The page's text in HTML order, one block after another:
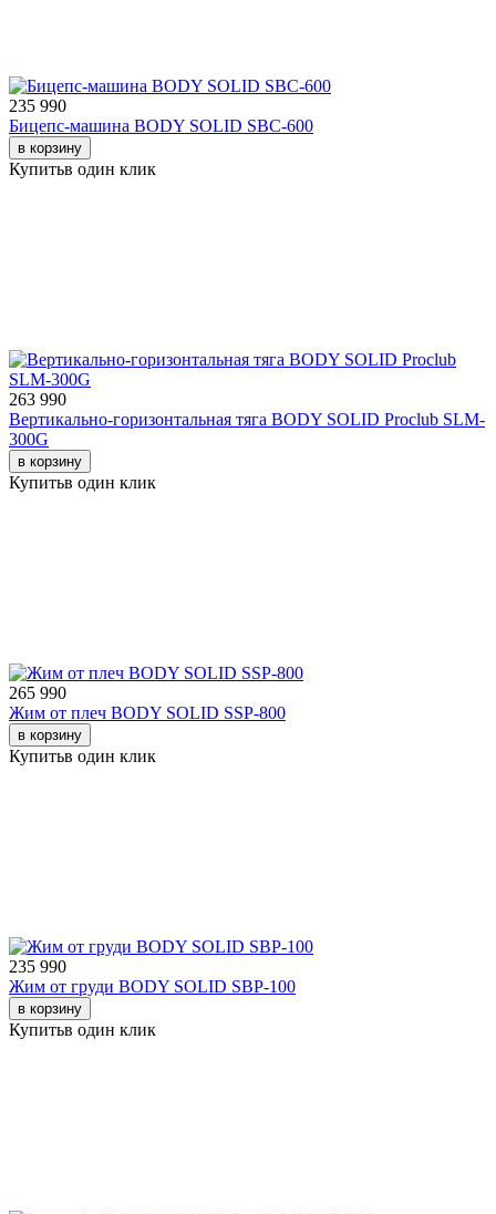
235 990
Бицепс-машина BODY SOLID SBC-600
в корзину
Купитьв один клик
263 990
Вертикально-горизонтальная тяга BODY SOLID Proclub SLM-
300G
в корзину
Купитьв один клик
265 990
Жим от плеч BODY SOLID SSP-800
в корзину
Купитьв один клик
235 990
Жим от груди BODY SOLID SBP-100
в корзину
Купитьв один клик